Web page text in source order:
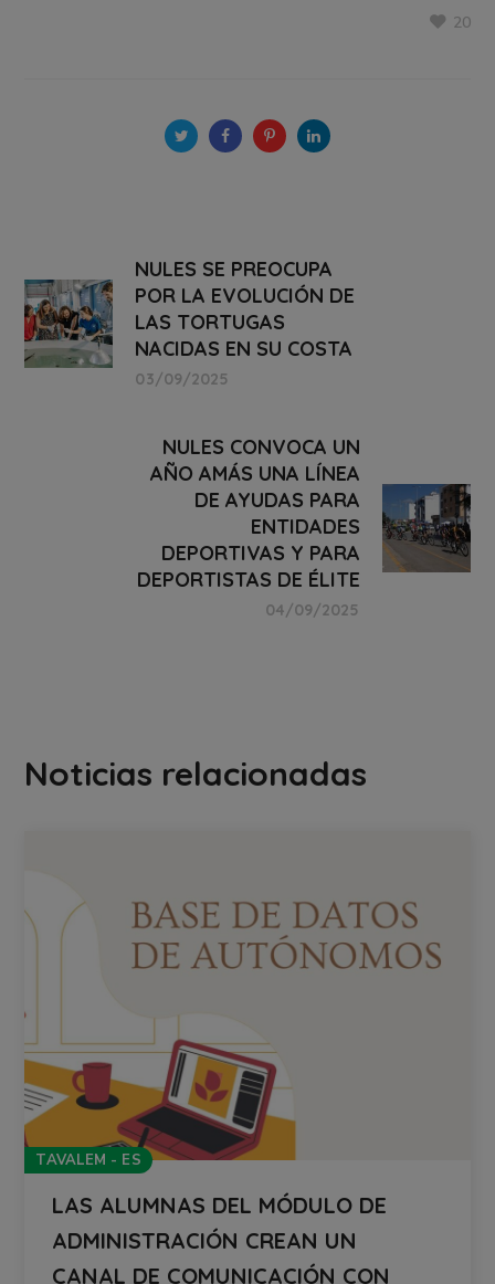
20
NULES SE PREOCUPA
POR LA EVOLUCIÓN DE
LAS TORTUGAS
NACIDAS EN SU COSTA
03/09/2025
NULES CONVOCA UN
AÑO AMÁS UNA LÍNEA
DE AYUDAS PARA
ENTIDADES
DEPORTIVAS Y PARA
DEPORTISTAS DE ÉLITE
04/09/2025
Noticias relacionadas
TAVALEM - ES
LAS ALUMNAS DEL MÓDULO DE
ADMINISTRACIÓN CREAN UN
CANAL DE COMUNICACIÓN CON